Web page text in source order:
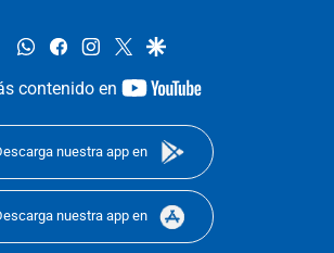
whatsappfacebookinstagram
twittergoogle
contenido en
youtube-
nuestra app en
nuestra app en